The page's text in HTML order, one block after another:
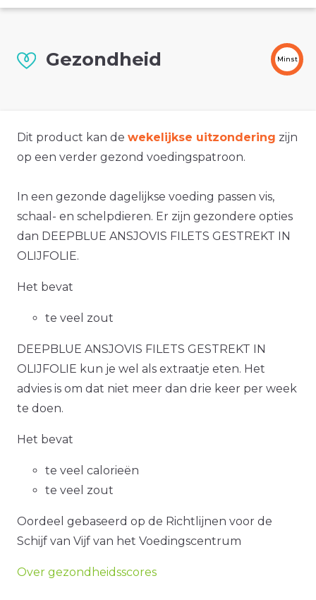
Gezondheid Minst
Dit product kan de wekelijkse uitzondering zijn
op een verder gezond voedingspatroon.
In een gezonde dagelijkse voeding passen vis,
schaal- en schelpdieren. Er zijn gezondere opties
dan DEEPBLUE ANSJOVIS FILETS GESTREKT IN
OLIJFOLIE.
Het bevat
te veel zout
DEEPBLUE ANSJOVIS FILETS GESTREKT IN
OLIJFOLIE kun je wel als extraatje eten. Het
advies is om dat niet meer dan drie keer per week
te doen.
Het bevat
te veel calorieën
te veel zout
Oordeel gebaseerd op de Richtlijnen voor de
Schijf van Vijf van het Voedingscentrum
Over gezondheidsscores